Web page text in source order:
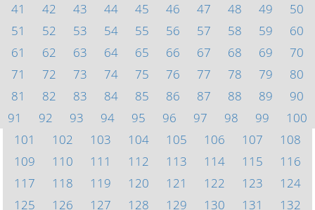
41
42 43 44 45 46 47 48 49
50
51
52 53 54 55 56 57 58 59
60
61
62 63 64 65 66 67 68 69
70
71
72 73 74 75 76 77 78 79
80
81
82 83 84 85 86 87 88 89
90
91
92 93 94 95 96 97 98 99
100
101
102 103 104 105 106 107
108
109
110 111 112 113 114 115
116
117
118 119 120 121 122 123
124
125
126 127 128 129 130 131
132